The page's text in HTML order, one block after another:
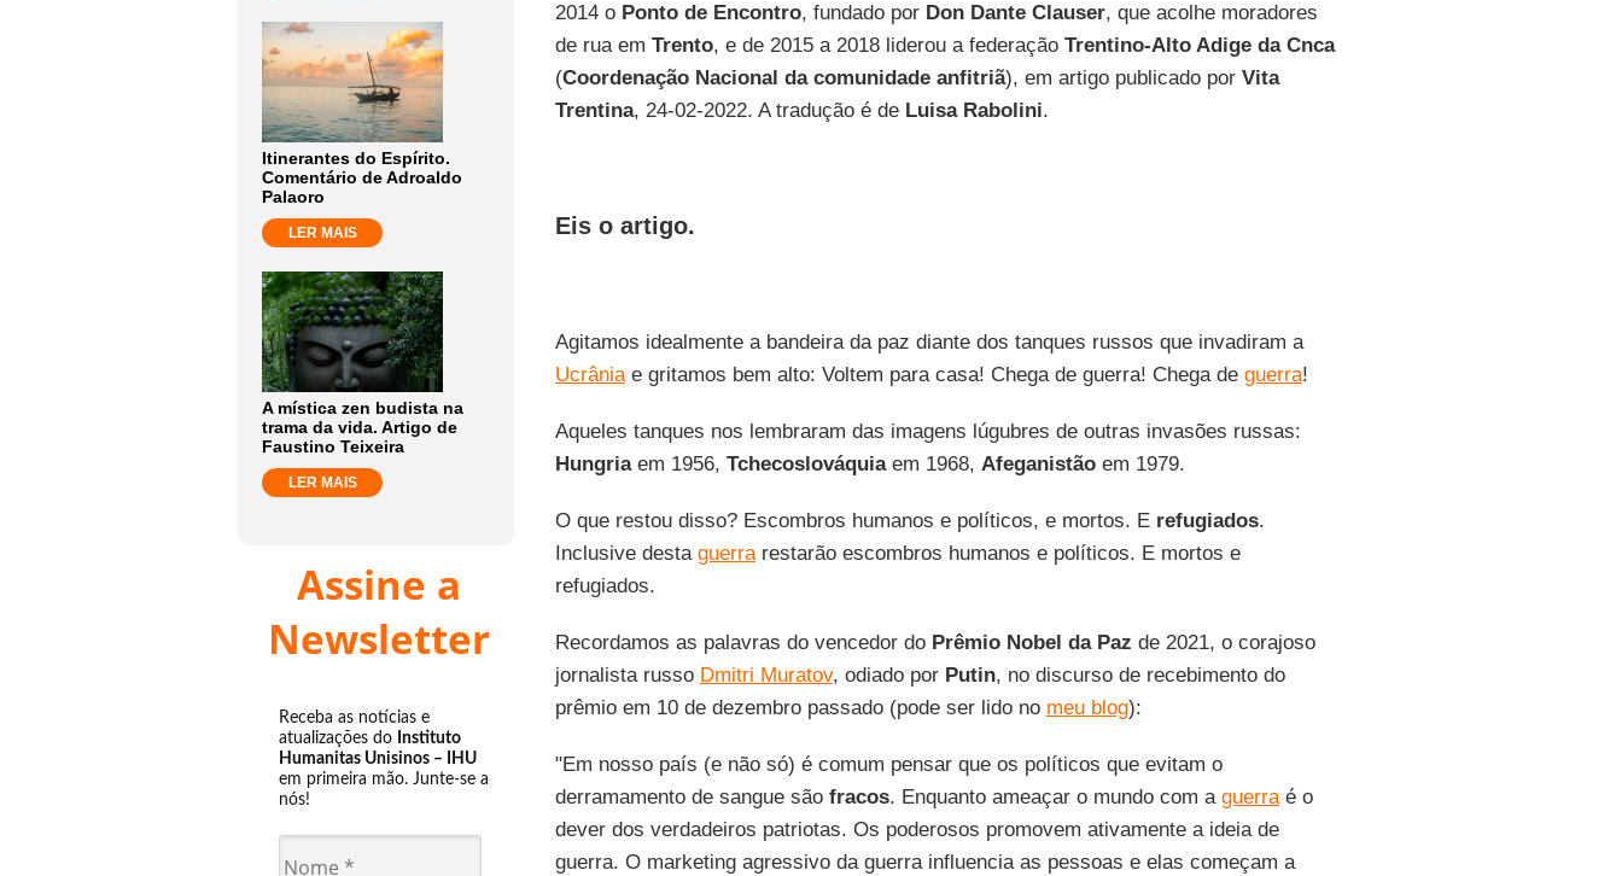
Itinerantes do Espírito.
Comentário de Adroaldo
Palaoro
LER MAIS
A mística zen budista na
trama da vida. Artigo de
Faustino Teixeira
LER MAIS
Assine a
Newsletter
Receba as notícias e
atualizações do Instituto
Humanitas Unisinos – IHU
em primeira mão. Junte-se a
nós!
2014 o Ponto de Encontro, fundado por Don Dante Clauser, que acolhe moradores
de rua em Trento, e de 2015 a 2018 liderou a federação Trentino-Alto Adige da Cnca
(Coordenação Nacional da comunidade anfitriã), em artigo publicado por Vita
Trentina, 24-02-2022. A tradução é de Luisa Rabolini.
Eis o artigo.
Agitamos idealmente a bandeira da paz diante dos tanques russos que invadiram a
Ucrâniae gritamos bem alto: Voltem para casa! Chega de guerra! Chega de guerra!
Aqueles tanques nos lembraram das imagens lúgubres de outras invasões russas:
Hungriaem 1956, Tchecoslováquiaem 1968, Afeganistãoem 1979.
O que restou disso? Escombros humanos e políticos, e mortos. E refugiados.
Inclusive desta guerrarestarão escombros humanos e políticos. E mortos e
refugiados.
Recordamos as palavras do vencedor do Prêmio Nobel da Paz de 2021, o corajoso
jornalista russo Dmitri Muratov, odiado por Putin, no discurso de recebimento do
prêmio em 10 de dezembro passado (pode ser lido no meu blog):
"Em nosso país (e não só) é comum pensar que os políticos que evitam o
derramamento de sangue são fracos. Enquanto ameaçar o mundo com a guerraé o
dever dos verdadeiros patriotas. Os poderosos promovem ativamente a ideia de
guerra. O marketing agressivo da guerra influencia as pessoas e elas começam a